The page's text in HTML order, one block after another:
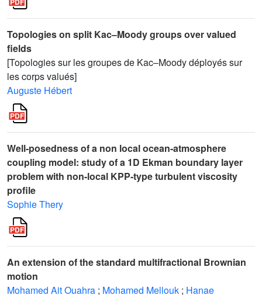
Topologies on split Kac–Moody groups over valued
fields
[Topologies sur les groupes de Kac–Moody déployés sur
les corps valués]
Auguste Hébert
Well-posedness of a non local ocean-atmosphere
coupling model: study of a 1D Ekman boundary layer
problem with non-local KPP-type turbulent viscosity
profile
Sophie Thery
An extension of the standard multifractional Brownian
motion
Mohamed Ait Ouahra ; Mohamed Mellouk ; Hanae